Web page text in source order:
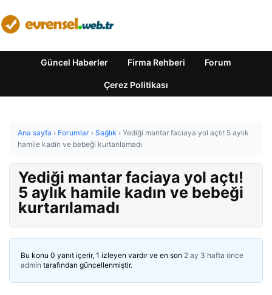
Güncel Haberler Firma Rehberi Forum
Çerez Politikası
Ana sayfa › Forumlar › Sağlık › Yediği mantar faciaya yol açtı! 5 aylık
hamile kadın ve bebeği kurtarılamadı
Yediği mantar faciaya yol açtı!
5 aylık hamile kadın ve bebeği
kurtarılamadı
Bu konu 0 yanıt içerir, 1 izleyen vardır ve en son 2 ay 3 hafta önce
admin tarafından güncellenmiştir.